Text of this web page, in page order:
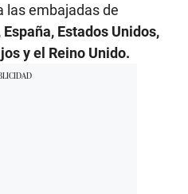
las embajadas de
Estados Unidos,
y el Reino Unido.